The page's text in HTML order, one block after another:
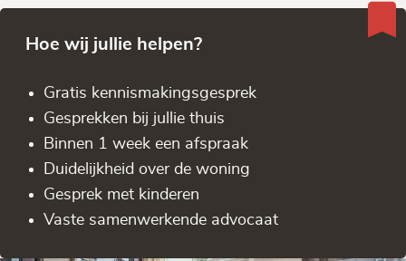
Hoe wij jullie helpen?
Gratis kennis­makingsgesprek
Gesprekken bij jullie thuis
Binnen 1 week een afspraak
Duidelijkheid over de woning
Gesprek met kinderen
Vaste samenwerkende advocaat